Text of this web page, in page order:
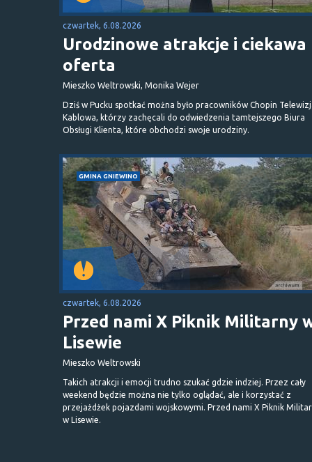
czwartek, 6.08.2026
Urodzinowe atrakcje i ciekawa
oferta
Mieszko Weltrowski, Monika Wejer
Dziś w Pucku spotkać można było pracowników Chopin
Kablowa, którzy zachęcali do odwiedzenia tamtejszego Biura
Obsługi Klienta, które obchodzi swoje urodziny.
GMINA GNIEWINO
czwartek, 6.08.2026
Przed nami X Piknik Militarny
Lisewie
Mieszko Weltrowski
Takich atrakcji i emocji trudno szukać gdzie indziej. Przez cały
weekend będzie można nie tylko oglądać, ale i korzystać z
przejażdżek pojazdami wojskowymi. Przed nami X Piknik
w Lisewie.